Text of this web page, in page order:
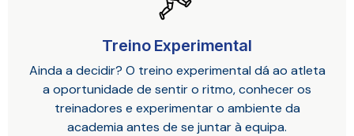
Treino Experimental
Ainda a decidir? O treino experimental dá ao atleta
a oportunidade de sentir o ritmo, conhecer os
treinadores e experimentar o ambiente da
academia antes de se juntar à equipa.